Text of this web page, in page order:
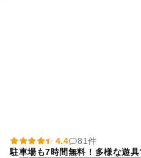
4.4
81件
駐車場も7時間無料！多様な遊